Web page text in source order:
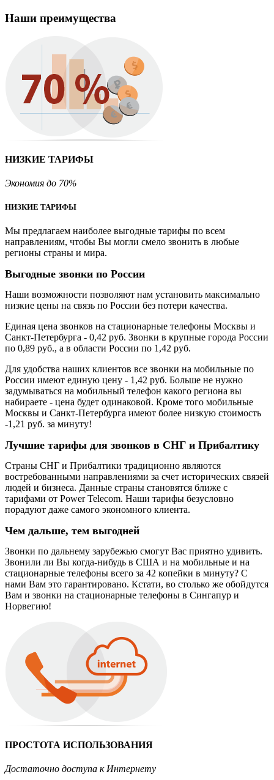
Наши преимущества
НИЗКИЕ ТАРИФЫ
Экономия до 70%
НИЗКИЕ ТАРИФЫ
Мы предлагаем наиболее выгодные тарифы по всем
направлениям, чтобы Вы могли смело звонить в любые
регионы страны и мира.
Выгодные звонки по России
Наши возможности позволяют нам установить максимально
низкие цены на связь по России без потери качества.
Единая цена звонков на стационарные телефоны Москвы и
Санкт-Петербурга - 0,42 руб. Звонки в крупные города России
по 0,89 руб., а в области России по 1,42 руб.
Для удобства наших клиентов все звонки на мобильные по
России имеют единую цену - 1,42 руб. Больше не нужно
задумываться на мобильный телефон какого региона вы
набираете - цена будет одинаковой. Кроме того мобильные
Москвы и Санкт-Петербурга имеют более низкую стоимость
-1,21 руб. за минуту!
Лучшие тарифы для звонков в СНГ и Прибалтику
Страны СНГ и Прибалтики традиционно являются
востребованными направлениями за счет исторических связей
людей и бизнеса. Данные страны становятся ближе с
тарифами от Power Telecom. Наши тарифы безусловно
порадуют даже самого экономного клиента.
Чем дальше, тем выгодней
Звонки по дальнему зарубежью смогут Вас приятно удивить.
Звонили ли Вы когда-нибудь в США и на мобильные и на
стационарные телефоны всего за 42 копейки в минуту? С
нами Вам это гарантировано. Кстати, во столько же обойдутся
Вам и звонки на стационарные телефоны в Сингапур и
Норвегию!
ПРОСТОТА ИСПОЛЬЗОВАНИЯ
Достаточно доступа к Интернету